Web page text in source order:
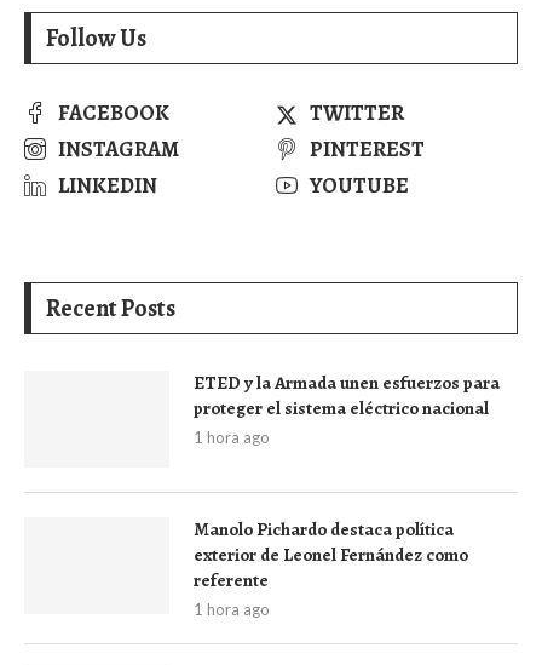
Follow Us
FACEBOOK
TWITTER
INSTAGRAM
PINTEREST
LINKEDIN
YOUTUBE
Recent Posts
ETED y la Armada unen esfuerzos para
proteger el sistema eléctrico nacional
1 hora ago
Manolo Pichardo destaca política
exterior de Leonel Fernández como
referente
1 hora ago